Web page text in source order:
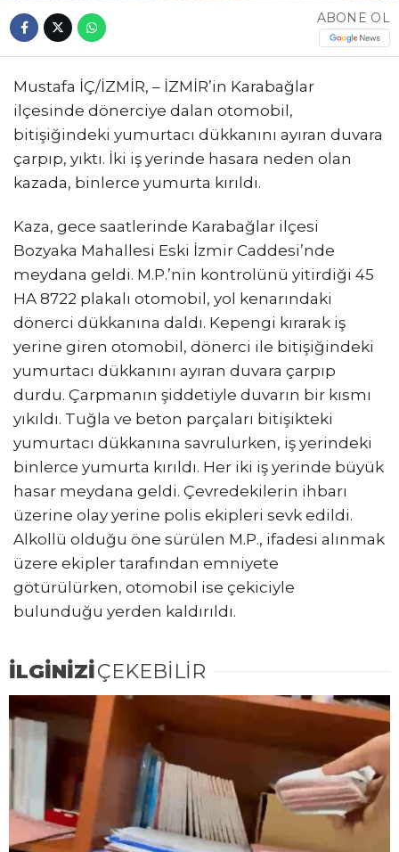
ABONE OL
Mustafa İÇ/İZMİR, – İZMİR’in Karabağlar
ilçesinde dönerciye dalan otomobil,
bitişiğindeki yumurtacı dükkanını ayıran duvara
çarpıp, yıktı. İki iş yerinde hasara neden olan
kazada, binlerce yumurta kırıldı.
Kaza, gece saatlerinde Karabağlar ilçesi
Bozyaka Mahallesi Eski İzmir Caddesi’nde
meydana geldi. M.P.’nin kontrolünü yitirdiği 45
HA 8722 plakalı otomobil, yol kenarındaki
dönerci dükkanına daldı. Kepengi kırarak iş
yerine giren otomobil, dönerci ile bitişiğindeki
yumurtacı dükkanını ayıran duvara çarpıp
durdu. Çarpmanın şiddetiyle duvarın bir kısmı
yıkıldı. Tuğla ve beton parçaları bitişikteki
yumurtacı dükkanına savrulurken, iş yerindeki
binlerce yumurta kırıldı. Her iki iş yerinde büyük
hasar meydana geldi. Çevredekilerin ihbarı
üzerine olay yerine polis ekipleri sevk edildi.
Alkollü olduğu öne sürülen M.P., ifadesi alınmak
üzere ekipler tarafından emniyete
götürülürken, otomobil ise çekiciyle
bulunduğu yerden kaldırıldı.
İLGİNİZİÇEKEBİLİR